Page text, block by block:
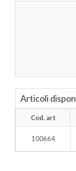
Articoli
Cod. art
100664